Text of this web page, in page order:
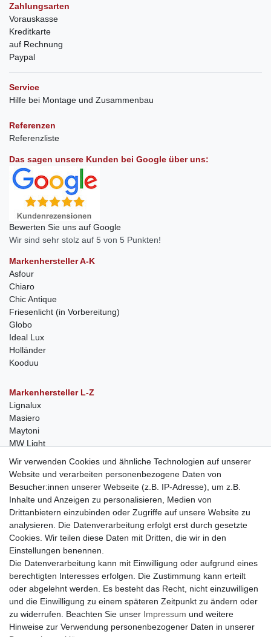
Zahlungsarten
Vorauskasse
Kreditkarte
auf Rechnung
Paypal
Service
Hilfe bei Montage und Zusammenbau
Referenzen
Referenzliste
Das sagen unsere Kunden bei Google über uns:
Bewerten Sie uns auf Google
Wir sind sehr stolz auf 5 von 5 Punkten!
Markenhersteller A-K
Asfour
Chiaro
Chic Antique
Friesenlicht (in Vorbereitung)
Globo
Ideal Lux
Holländer
Kooduu
Markenhersteller L-Z
Lignalux
Masiero
Maytoni
MW Light
Anfragen von Herstellern
Sie sind Lampen-Hersteller und suchen einen Vertriebspartner in
der Schweiz?
Kontaktieren Sie uns per Mail:Herstelleranfrage Vertrieb
Schweiz
Newsletter
Newsletter
Hiermit bestätige ich, dass ich dieDaten­schutz­erklärunggelesen habe. Meine
Wir verwenden Cookies und ähnliche Technologien auf unserer
Website und verarbeiten personenbezogene Daten von
Besucher:innen unserer Webseite (z.B. IP-Adresse), um z.B.
Inhalte und Anzeigen zu personalisieren, Medien von
Drittanbietern einzubinden oder Zugriffe auf unsere Website zu
analysieren. Die Datenverarbeitung erfolgt erst durch gesetzte
Cookies. Wir teilen diese Daten mit Dritten, die wir in den
Einstellungen benennen.
Die Datenverarbeitung kann mit Einwilligung oder aufgrund eines
berechtigten Interesses erfolgen. Die Zustimmung kann erteilt
oder abgelehnt werden. Es besteht das Recht, nicht einzuwilligen
und die Einwilligung zu einem späteren Zeitpunkt zu ändern oder
zu widerrufen. Beachten Sie unser Impressum und weitere
Hinweise zur Verwendung personenbezogener Daten in unserer